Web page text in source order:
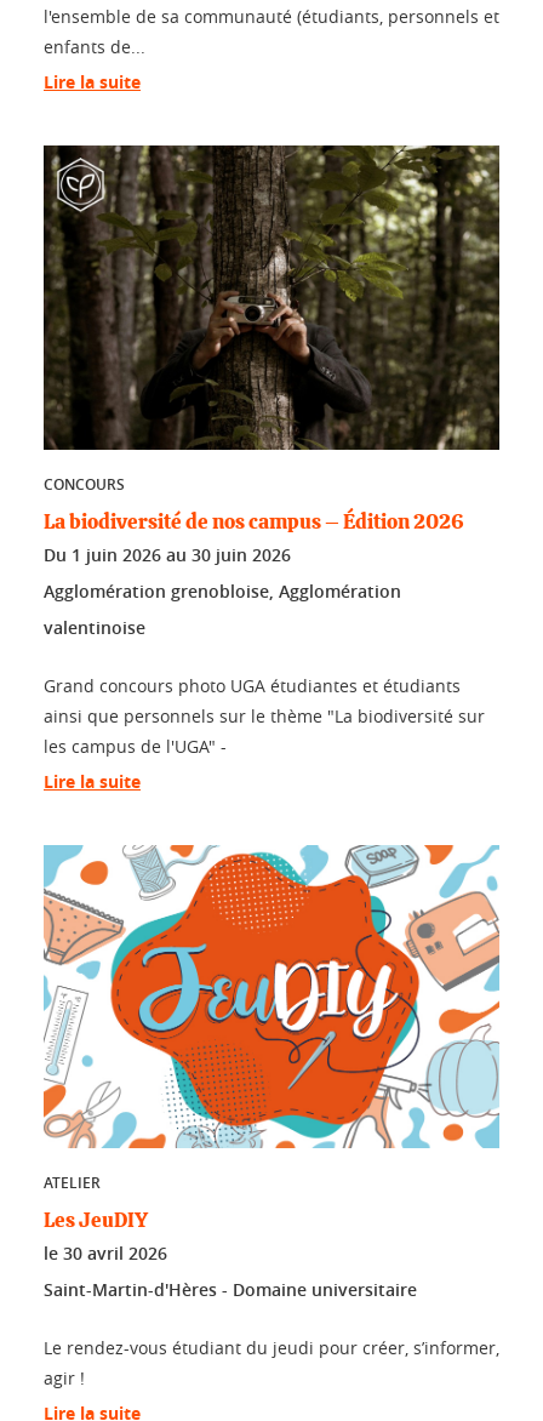
l'ensemble de sa communauté (étudiants, personnels et
enfants de...
Lire la suite
CONCOURS
La biodiversité de nos campus – Édition 2026
Du 1 juin 2026 au 30 juin 2026
Agglomération grenobloise, Agglomération
valentinoise
Grand concours photo UGA étudiantes et étudiants
ainsi que personnels sur le thème "La biodiversité sur
les campus de l'UGA" -
Lire la suite
ATELIER
Les JeuDIY
le 30 avril 2026
Saint-Martin-d'Hères - Domaine universitaire
Le rendez-vous étudiant du jeudi pour créer, s’informer,
agir !
Lire la suite